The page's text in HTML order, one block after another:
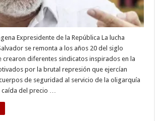
Expresidente de la República La lucha
se remonta a los años 20 del siglo
crearon diferentes sindicatos inspirados en la
por la brutal represión que ejercían
de seguridad al servicio de la oligarquía
caída del precio …